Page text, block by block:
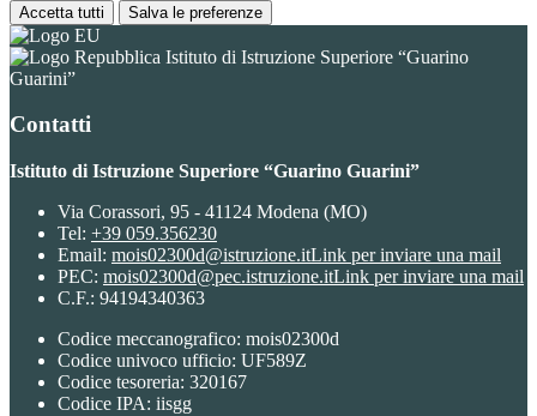
Accetta tutti Salva le preferenze
Istituto di Istruzione Superiore “Guarino
Guarini”
Contatti
Istituto di Istruzione Superiore “Guarino Guarini”
Via Corassori, 95 - 41124 Modena (MO)
Tel: +39 059.356230
Email: mois02300d@istruzione.itLink per inviare una mail
PEC: mois02300d@pec.istruzione.itLink per inviare una mail
C.F.: 94194340363
Codice meccanografico: mois02300d
Codice univoco ufficio: UF589Z
Codice tesoreria: 320167
Codice IPA: iisgg